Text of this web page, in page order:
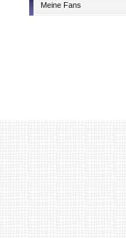
Meine Fans